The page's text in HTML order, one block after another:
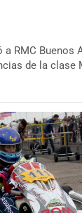
RMC Buenos
de la clase